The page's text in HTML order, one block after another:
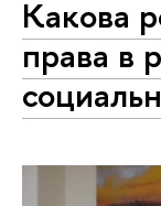
Какова
права в